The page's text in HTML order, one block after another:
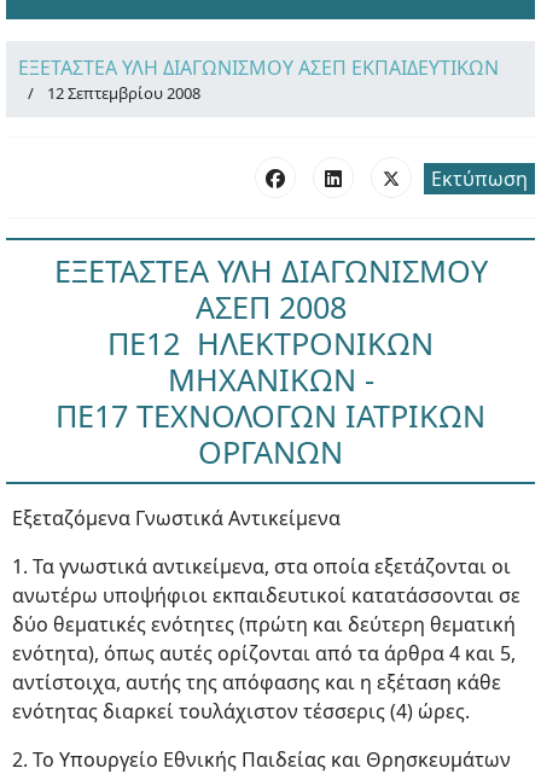
ΕΞΕΤΑΣΤΕΑ ΥΛΗ ΔΙΑΓΩΝΙΣΜΟΥ ΑΣΕΠ ΕΚΠΑΙΔΕΥΤΙΚΩΝ
12 Σεπτεμβρίου 2008
Εκτύπωση
ΕΞΕΤΑΣΤΕΑ ΥΛΗ ΔΙΑΓΩΝΙΣΜΟΥ
ΑΣΕΠ 2008
ΠΕ12 ΗΛΕΚΤΡΟΝΙΚΩΝ
ΜΗΧΑΝΙΚΩΝ -
ΠΕ17 ΤΕΧΝΟΛΟΓΩΝ ΙΑΤΡΙΚΩΝ
ΟΡΓΑΝΩΝ
Εξεταζόμενα Γνωστικά Αντικείμενα
1. Τα γνωστικά αντικείμενα, στα οποία εξετάζονται οι
ανωτέρω υποψήφιοι εκπαιδευτικοί κατατάσσονται σε
δύο θεματικές ενότητες (πρώτη και δεύτερη θεματική
ενότητα), όπως αυτές ορίζονται από τα άρθρα 4 και 5,
αντίστοιχα, αυτής της απόφασης και η εξέταση κάθε
ενότητας διαρκεί τουλάχιστον τέσσερις (4) ώρες.
2. Το Υπουργείο Εθνικής Παιδείας και Θρησκευμάτων